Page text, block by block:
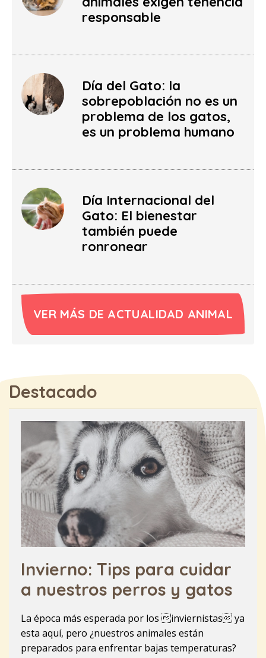
responsable
Día del Gato: la
sobrepoblación no es un
problema de los gatos,
es un problema humano
Día Internacional del
Gato: El bienestar
también puede
ronronear
VER MÁS DE ACTUALIDAD ANIMAL
Destacado
Invierno: Tips para cuidar
a nuestros perros y gatos
La época más esperada por los inviernistas ya
esta aquí, pero ¿nuestros animales están
preparados para enfrentar bajas temperaturas?